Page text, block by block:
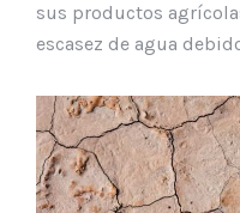
sus productos
escasez de agua